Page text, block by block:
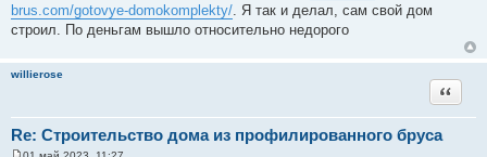
е
brus.com/gotovye-domokomplekty/ . Я так и делал, сам свой дом
строил. По деньгам вышло относительно недорого
willierose
Re: Строительство дома из профилированного бруса
Цитата